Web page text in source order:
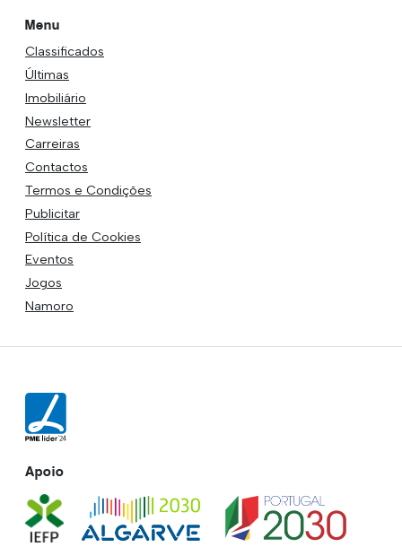
Menu
Classificados
Últimas
Imobiliário
Newsletter
Carreiras
Contactos
Termos e Condições
Publicitar
Política de Cookies
Eventos
Jogos
Namoro
Apoio